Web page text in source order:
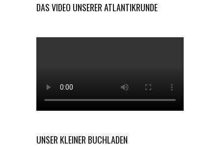
DAS VIDEO UNSERER ATLANTIKRUNDE
UNSER KLEINER BUCHLADEN